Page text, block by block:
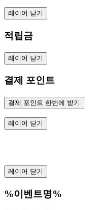
레이어 닫기
적립금
레이어 닫기
결제 포인트
결제 포인트 한번에 받기
레이어 닫기
레이어 닫기
%이벤트명%